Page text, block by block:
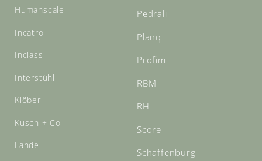
Humanscale
Incatro
Inclass
Interstühl
Klöber
Kusch + Co
Lande
Pedrali
Planq
Profim
RBM
RH
Score
Schaffenburg